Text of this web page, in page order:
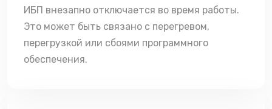
ИБП внезапно отключается во время работы.
Это может быть связано с перегревом,
перегрузкой или сбоями программного
обеспечения.